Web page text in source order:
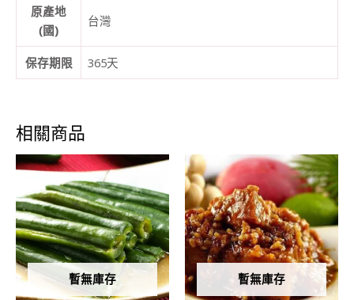
原產地
(國)
台灣
保存期限 365天
相關商品
暫無庫存 暫無庫存